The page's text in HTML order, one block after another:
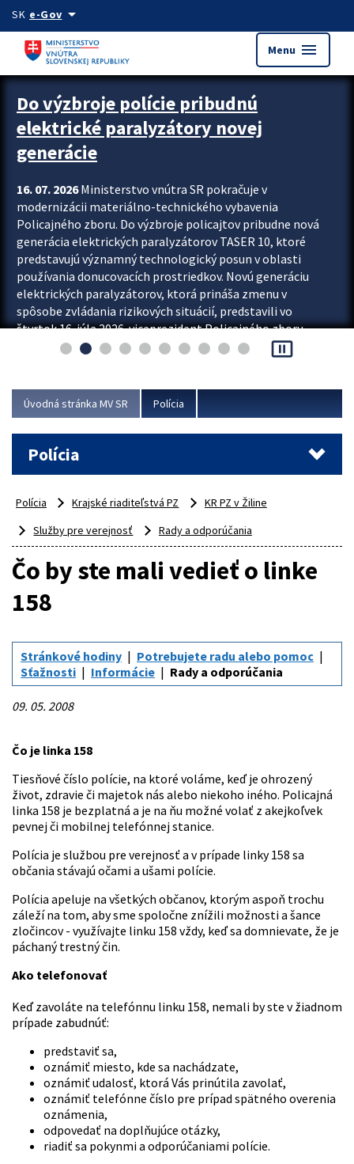
Preskocit na hlavný obsah
SK e-Govarrow_drop_down
Menu menu
Zastavit automatický posun upútavok
Do výzbroje polície pribudnú
elektrické paralyzátory novej
generácie
16. 07. 2026Ministerstvo vnútra SR pokračuje v
modernizácii materiálno-technického vybavenia
Policajného zboru. Do výzbroje policajtov pribudne nová
generácia elektrických paralyzátorov TASER 10, ktoré
predstavujú významný technologický posun v oblasti
používania donucovacích prostriedkov. Novú generáciu
elektrických paralyzátorov, ktorá prináša zmenu v
spôsobe zvládania rizikových situácií, predstavili vo
štvrtok 16. júla 2026 viceprezident Policajného zboru
Rastislav Polakovič a riaditeľ odboru výcviku...
pause_presentation
Úvodná stránka MV SR Polícia
Polícia
Polícia Krajské riaditeľstvá PZ
KR PZ v Žiline
Služby pre verejnosť
Rady a odporúčania
Čo by ste mali vedieť o linke
158
Stránkové hodiny
Potrebujete radu alebo pomoc
Sťažnosti
Informácie Rady a odporúčania
09. 05. 2008
Čo je linka 158
Tiesňové číslo polície, na ktoré voláme, keď je ohrozený
život, zdravie či majetok nás alebo niekoho iného. Policajná
linka 158 je bezplatná a je na ňu možné volať z akejkoľvek
pevnej či mobilnej telefónnej stanice.
Polícia je službou pre verejnosť a v prípade linky 158 sa
občania stávajú očami a ušami polície.
Polícia apeluje na všetkých občanov, ktorým aspoň trochu
záleží na tom, aby sme spoločne znížili možnosti a šance
zločincov - využívajte linku 158 vždy, keď sa domnievate, že je
páchaný trestný čin.
Ako telefonovať
Keď zavoláte na telefónnu linku 158, nemali by ste v žiadnom
prípade zabudnúť:
predstaviť sa,
oznámiť miesto, kde sa nachádzate,
oznámiť udalosť, ktorá Vás prinútila zavolať,
oznámiť telefónne číslo pre prípad spätného overenia
oznámenia,
odpovedať na doplňujúce otázky,
riadiť sa pokynmi a odporúčaniami polície.